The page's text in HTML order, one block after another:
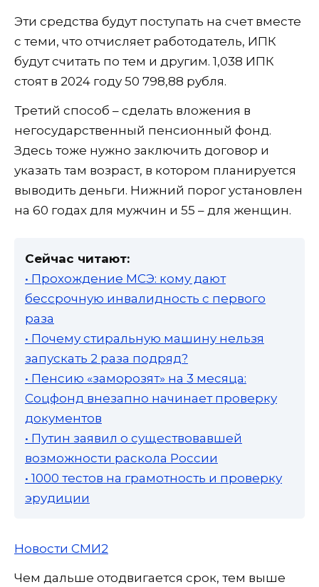
Эти средства будут поступать на счет вместе
с теми, что отчисляет работодатель, ИПК
будут считать по тем и другим. 1,038 ИПК
стоят в 2024 году 50 798,88 рубля.
Третий способ – сделать вложения в
негосударственный пенсионный фонд.
Здесь тоже нужно заключить договор и
указать там возраст, в котором планируется
выводить деньги. Нижний порог установлен
на 60 годах для мужчин и 55 – для женщин.
Сейчас читают:
• Прохождение МСЭ: кому дают
бессрочную инвалидность с первого
раза
• Почему стиральную машину нельзя
запускать 2 раза подряд?
• Пенсию «заморозят» на 3 месяца:
Соцфонд внезапно начинает проверку
документов
• Путин заявил о существовавшей
возможности раскола России
• 1000 тестов на грамотность и проверку
эрудиции
Новости СМИ2
Чем дальше отодвигается срок, тем выше